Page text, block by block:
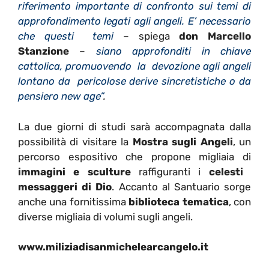
riferimento importante di confronto sui temi di
approfondimento legati agli angeli. E’ necessario
che questi temi – spiegadon Marcello
Stanzione – siano approfonditi in chiave
cattolica, promuovendo la devozione agli angeli
lontano da pericolose derive sincretistiche o da
pensiero new age”.
La due giorni di studi sarà accompagnata dalla
possibilità di visitare la Mostra sugli Angeli, un
percorso espositivo che propone migliaia di
immagini e sculture raffiguranti i celesti
messaggeri di Dio. Accanto al Santuario sorge
anche una fornitissima biblioteca tematica, con
diverse migliaia di volumi sugli angeli.
www.miliziadisanmichelearcangelo.it